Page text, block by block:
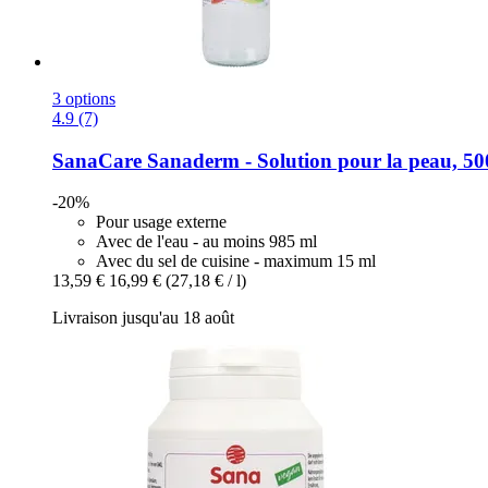
3 options
4.9 (7)
SanaCare Sanaderm -​ Solution pour la peau,
-20%
Pour usage externe
Avec de l'eau - au moins 985 ml
Avec du sel de cuisine - maximum 15 ml
13,59 € 16,99 € (27,18 € / l)
Livraison jusqu'au 18 août